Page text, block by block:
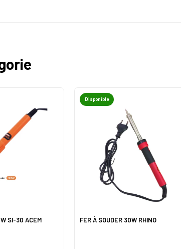
SI-30 ACEM
Disponible
FER À SOUDER 30W RHINO